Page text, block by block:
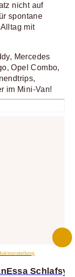
nicht auf
spontane
mit
Mercedes
Opel Combo,
im Mini-Van!